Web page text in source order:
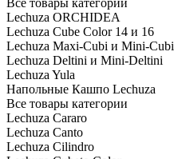
Все товары категории
Lechuza ORCHIDEA
Lechuza Cube Color 14 и 16
Lechuza Maxi-Cubi и Mini-Cubi
Lechuza Deltini и Mini-Deltini
Lechuza Yula
Напольные Кашпо Lechuza
Все товары категории
Lechuza Cararo
Lechuza Canto
Lechuza Cilindro